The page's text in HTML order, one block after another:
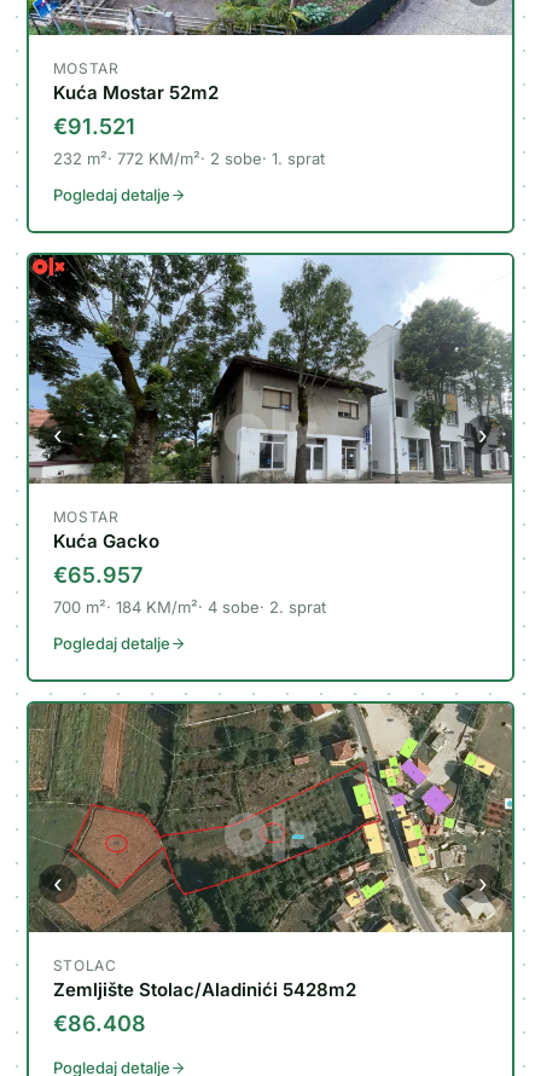
MOSTAR
Kuća Mostar 52m2
€91.521
232 m² 772 KM/m² 2 sobe 1. sprat
Pogledaj detalje
‹ ›
MOSTAR
Kuća Gacko
€65.957
700 m² 184KM/m² 4 sobe 2. sprat
Pogledaj detalje
‹ ›
STOLAC
Zemljište Stolac/Aladinići 5428m2
€86.408
Pogledaj detalje